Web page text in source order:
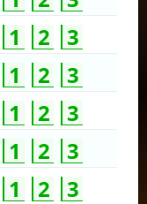
1 2
3
1 2
3
1 2
3
1 2
3
1 2
3